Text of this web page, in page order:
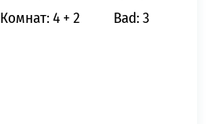
Комнат: 4 + 2 Bad: 3